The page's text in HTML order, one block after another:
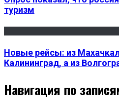
туризм
Новые рейсы: из
Калининград, а из
Навигация по